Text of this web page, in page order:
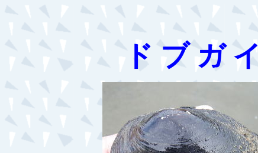
ド ブ ガ イ